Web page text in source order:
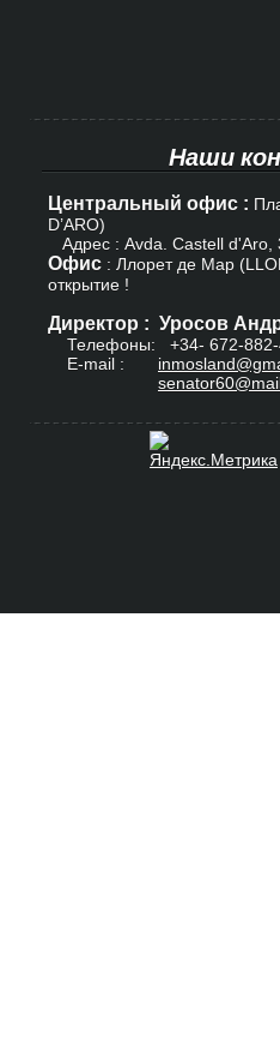
Наши
Центральный офис :
D’ARO)
Адрес : Avda. Castell
Офис : Ллорет де Мар
открытие !
Директор : Уросов
Телефоны: +34- 672-
E-mail :